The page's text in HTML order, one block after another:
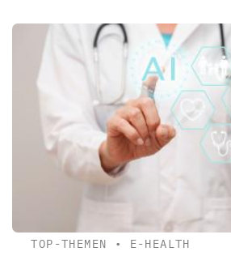
TOP-THEMEN • E-HEALTH